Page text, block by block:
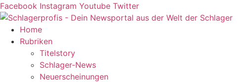
Zum
Inhalt
springen
Facebook Instagram Youtube Twitter
Home
Rubriken
Titelstory
Schlager-News
Neuerscheinungen